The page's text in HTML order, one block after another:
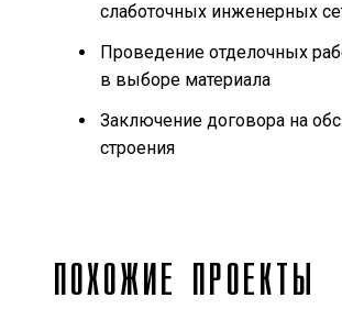
слаботочных инженерных
Проведение отделочных
в выборе материала
Заключение договора на
строения
ПОХОЖИЕ ПРОЕКТЫ